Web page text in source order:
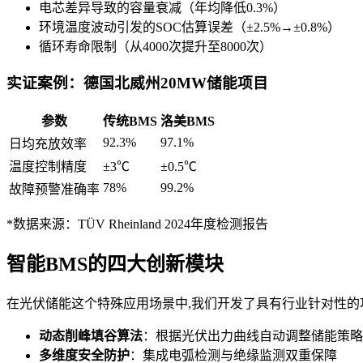
电芯差异导致的容量衰减（年均降低0.3%）
环境温度波动引发的SOC估算误差（±2.5%→±0.8%）
循环寿命限制（从4000次提升至8000次）
实证案例：德国北威州20MW储能项目
参数 传统BMS 洛美BMS
日均充放效率
92.3%
97.1%
温度控制精度
±3℃
±0.5℃
故障预警准确率 78% 99.2%
*数据来源：TÜV Rheinland 2024年度检测报告
智能BMS的四大创新模块
在光伏储能这个特殊应用场景中,我们开发了具有行业针对性的
动态削峰填谷算法：根据光伏出力曲线自动调整储能策略
多维度安全防护：集成电弧检测与绝缘监测双重保障